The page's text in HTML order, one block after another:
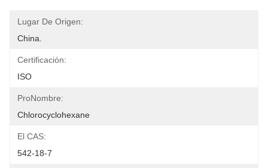
Lugar De Origen:
China.
Certificación:
ISO
ProNombre:
Chlorocyclohexane
El CAS:
542-18-7